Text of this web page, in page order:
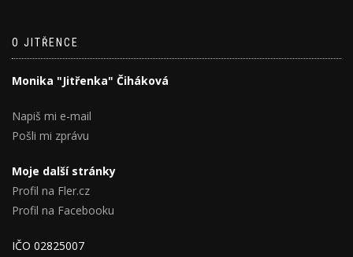
O JITŘENCE
Monika "Jitřenka" Čiháková
Napiš mi e-mail
Pošli mi zprávu
Moje další stránky
Profil na Fler.cz
Profil na Facebooku
IČO 02825007